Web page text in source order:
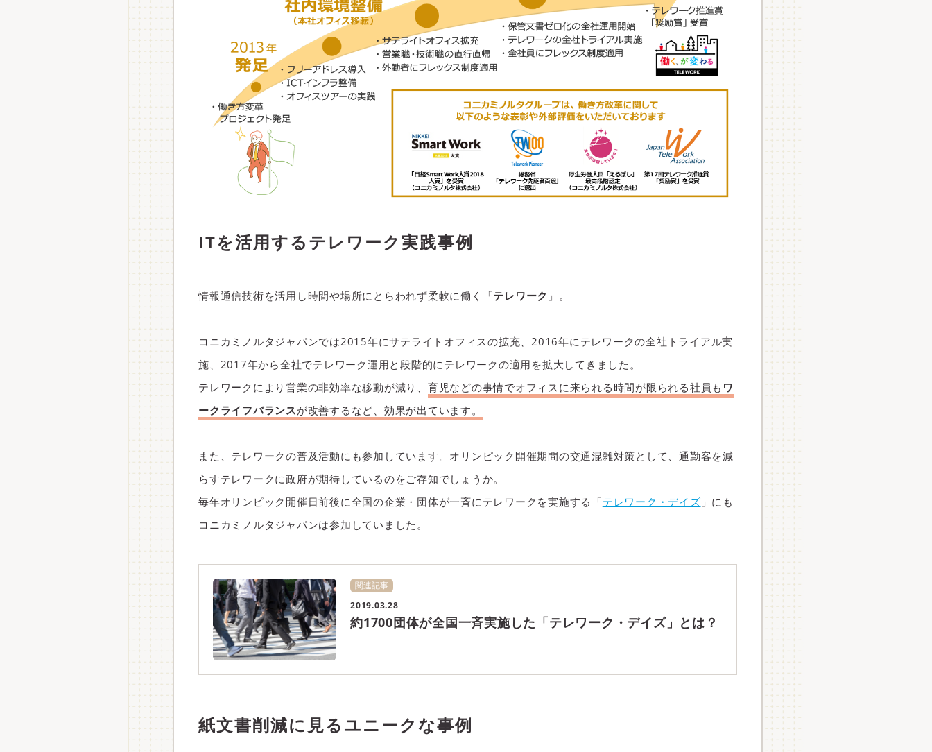
ITを活用するテレワーク実践事例
情報通信技術を活用し時間や場所にとらわれず柔軟に働く「テレワーク 」。
コニカミノルタジャパンでは2015年にサテライトオフィスの拡充、2016年にテレワークの全社トライアル実
施、2017年から全社でテレワーク運用と段階的にテレワークの適用を拡大してきました。
テレワークにより営業の非効率な移動が減り、 育児などの事情でオフィスに来られる時間が限られる社員も ワ
ークライフバランスが改善するなど、効果が出ています。
また、テレワークの普及活動にも参加しています。オリンピック開催期間の交通混雑対策として、通勤客を減
らすテレワークに政府が期待しているのをご存知でしょうか。
毎年オリンピック開催日前後に全国の企業・団体が一斉にテレワークを実施する「テレワーク・デイズ 」にも
コニカミノルタジャパンは参加していました。
関連記事
2019.03.28
約1700団体が全国一斉実施した「テレワーク・デイズ」とは？
紙文書削減に見るユニークな事例